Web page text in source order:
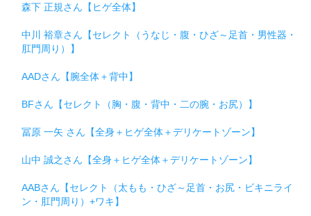
森下 正規さん【ヒゲ全体】
中川 裕章さん【セレクト（うなじ・腹・ひざ～足首・男性器・
肛門周り）】
AADさん【腕全体＋背中】
BFさん【セレクト（胸・腹・背中・二の腕・お尻）】
冨原 一矢 さん【全身＋ヒゲ全体＋デリケートゾーン】
山中 誠之さん【全身＋ヒゲ全体＋デリケートゾーン】
AABさん【セレクト（太もも・ひざ～足首・お尻・ビキニライ
ン・肛門周り）+ワキ】